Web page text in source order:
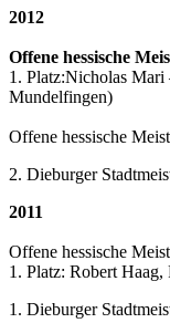
2012
Offene hessische
1. Platz:Nicholas
Mundelfingen)
Offene hessische
2. Dieburger
2011
Offene hessische
1. Platz: Robert Haag,
1. Dieburger